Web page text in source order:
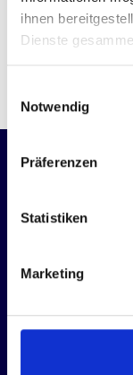
ihnen
Dienste
Notwendig
Präferenzen
Statistiken
Marketing
von ForumWPC.